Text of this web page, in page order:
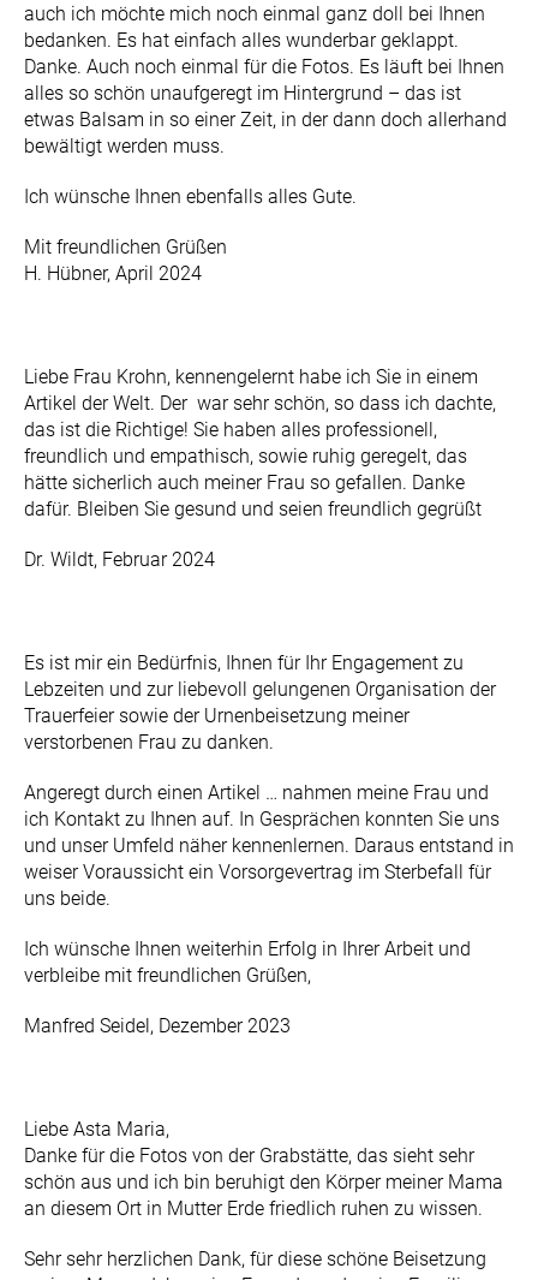
auch ich möchte mich noch einmal ganz doll bei Ihnen
bedanken. Es hat einfach alles wunderbar geklappt.
Danke. Auch noch einmal für die Fotos. Es läuft bei Ihnen
alles so schön unaufgeregt im Hintergrund – das ist
etwas Balsam in so einer Zeit, in der dann doch allerhand
bewältigt werden muss.
Ich wünsche Ihnen ebenfalls alles Gute.
Mit freundlichen Grüßen
H. Hübner, April 2024
Liebe Frau Krohn, kennengelernt habe ich Sie in einem
Artikel der Welt. Der war sehr schön, so dass ich dachte,
das ist die Richtige! Sie haben alles professionell,
freundlich und empathisch, sowie ruhig geregelt, das
hätte sicherlich auch meiner Frau so gefallen. Danke
dafür. Bleiben Sie gesund und seien freundlich gegrüßt
Dr. Wildt, Februar 2024
Es ist mir ein Bedürfnis, Ihnen für Ihr Engagement zu
Lebzeiten und zur liebevoll gelungenen Organisation der
Trauerfeier sowie der Urnenbeisetzung meiner
verstorbenen Frau zu danken.
Angeregt durch einen Artikel … nahmen meine Frau und
ich Kontakt zu Ihnen auf. In Gesprächen konnten Sie uns
und unser Umfeld näher kennenlernen. Daraus entstand in
weiser Voraussicht ein Vorsorgevertrag im Sterbefall für
uns beide.
Ich wünsche Ihnen weiterhin Erfolg in Ihrer Arbeit und
verbleibe mit freundlichen Grüßen,
Manfred Seidel, Dezember 2023
Liebe Asta Maria,
Danke für die Fotos von der Grabstätte, das sieht sehr
schön aus und ich bin beruhigt den Körper meiner Mama
an diesem Ort in Mutter Erde friedlich ruhen zu wissen.
Sehr sehr herzlichen Dank, für diese schöne Beisetzung